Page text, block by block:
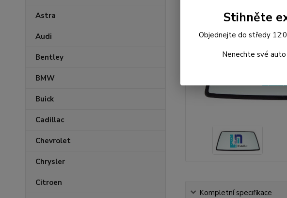
Astra
Audi
Bentley
BMW
Buick
Cadillac
Chevrolet
Chrysler
Citroen
Kompletní specifikace
Stihněte
Objednejte do středy
Nenechte své